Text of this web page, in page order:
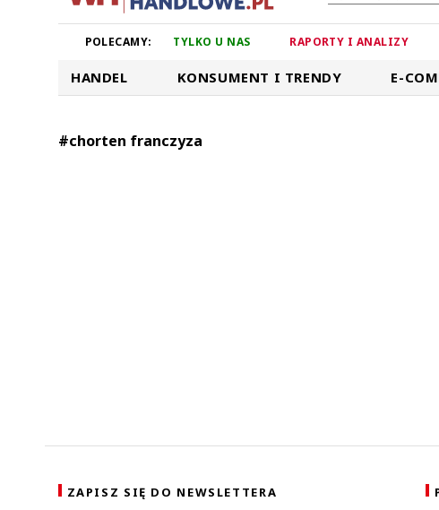
POLECAMY: TYLKO U NAS RAPORTY I ANALIZY
HANDEL KONSUMENT I TRENDY E-
#chorten franczyza
ZAPISZ SIĘ DO NEWSLETTERA